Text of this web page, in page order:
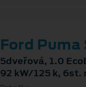
Ford Puma
5dveřová, 1.0
92 kW/125 k, 6st.